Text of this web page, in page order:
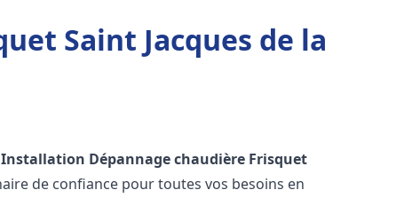
Saint Jacques de la
Installation Dépannage chaudière Frisquet
de confiance pour toutes vos besoins en